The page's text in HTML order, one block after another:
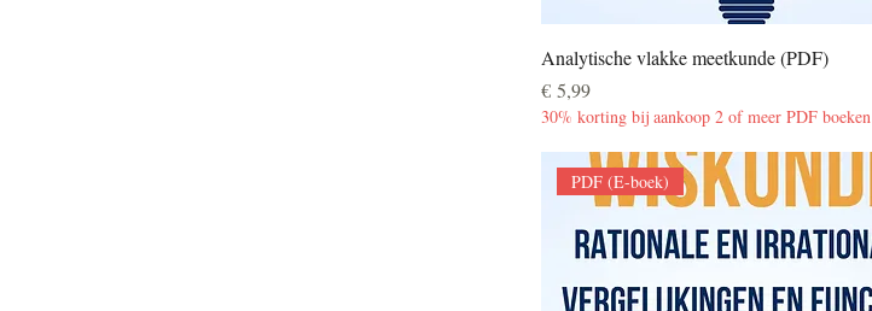
Analytische vlakke meetkunde (PDF)
Prijs
€ 5,99
30% korting bij aankoop 2 of meer PDF boeken
PDF (E-boek)